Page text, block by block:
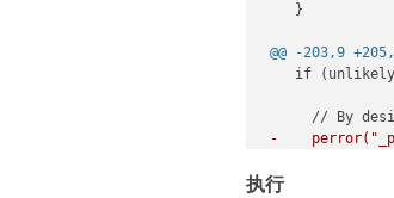
   }
@@ -203,9
if
-
+    //
执行